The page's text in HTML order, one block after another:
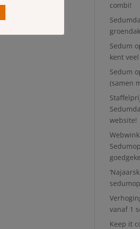
combi!
Sedum
kent
Sedum
(samen
website!
vanaf 1
Keep it